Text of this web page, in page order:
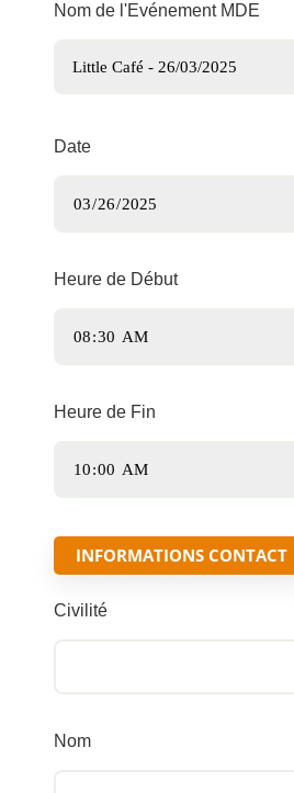
Nom de l'Evénement MDE
Date
Heure de Début
Heure de Fin
INFORMATIONS CONTACT
Civilité
Nom